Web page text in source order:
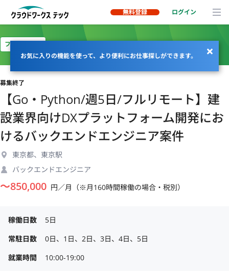
無料登録 ログイン
お気に入りの機能を使って、より便利にお仕事探しができます。
フルリモート
募集終了
【Go・Python/週5日/フルリモート】建
設業界向けDXプラットフォーム開発にお
けるバックエンドエンジニア案件
東京都、東京駅
バックエンドエンジニア
〜850,000 円／月（※月160時間稼働の場合・税別）
稼働日数
5日
常駐日数
0日、1日、2日、3日、4日、5日
就業時間
10:00-19:00